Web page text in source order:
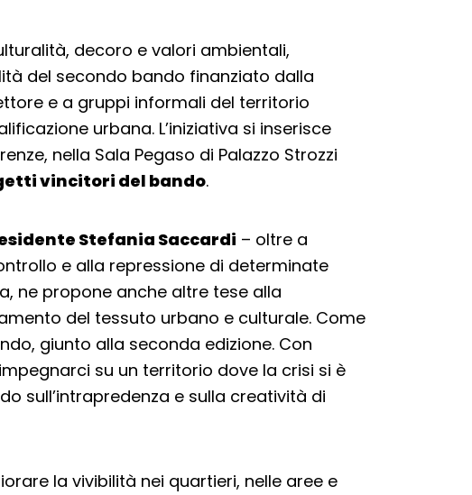
decoro e valori ambientali,
del secondo bando finanziato dalla
e a gruppi informali del territorio
urbana. L’iniziativa si inserisce
nella Sala Pegaso di Palazzo Strozzi
vincitori del bando.
Stefania Saccardi – oltre a
e alla repressione di determinate
ne propone anche altre tese alla
del tessuto urbano e culturale. Come
giunto alla seconda edizione. Con
su un territorio dove la crisi si è
sull’intrapredenza e sulla creatività di
la vivibilità nei quartieri, nelle aree e